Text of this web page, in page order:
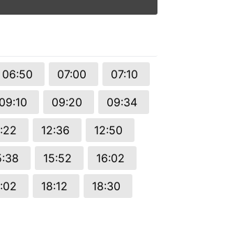
06:50 07:00
07:10
09:10 09:20
09:34
12:36
12:50
15:52
16:02
18:12
18:30